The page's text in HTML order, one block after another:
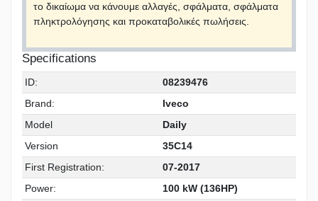
το δικαίωμα να κάνουμε αλλαγές, σφάλματα, σφάλματα
πληκτρολόγησης και προκαταβολικές πωλήσεις.
Specifications
ID:
08239476
Brand:
Iveco
Model
Daily
Version
35C14
First Registration:
07-2017
Power:
100 kW (136HP)